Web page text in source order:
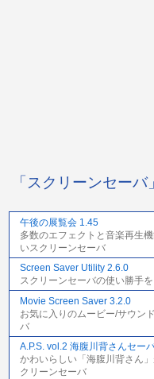
「スクリーンセー
午後の展覧会 1.45
多数のエフェクトと音楽再生
いスクリーンセーバ
Screen Saver Utility 2.6.0
スクリーンセーバの使い勝手
Movie Screen Saver 3.2.0
お気に入りのムービー/サウン
バ
A.P.S. vol.2 海腹川背さんセー
かわいらしい「海腹川背さん
クリーンセーバ